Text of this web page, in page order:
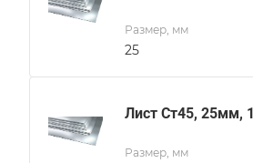
Размер, мм
25
Лист Ст45, 25мм,
Размер, мм